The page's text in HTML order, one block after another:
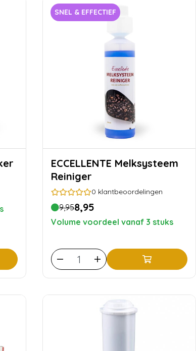
SNEL & EFFECTIEF
ECCELLENTE Melksysteem
Reiniger
0 klantbeoordelingen
9,958,95
Volume voordeel vanaf 3 stuks